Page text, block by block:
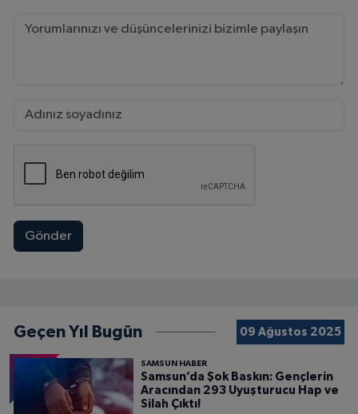
Gönder
Geçen Yıl Bugün 09 Ağustos 2025
SAMSUN HABER
Samsun’da Şok Baskın: Gençlerin
Aracından 293 Uyuşturucu Hap ve
Silah Çıktı!